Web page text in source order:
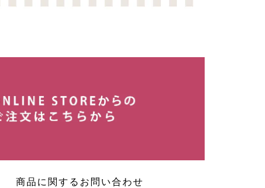
商品に関するお問い合わせ